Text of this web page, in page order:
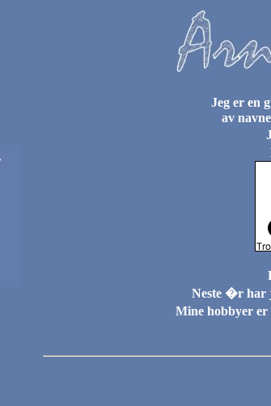
Jeg er en
av
Neste �r har
Mine hobbyer er